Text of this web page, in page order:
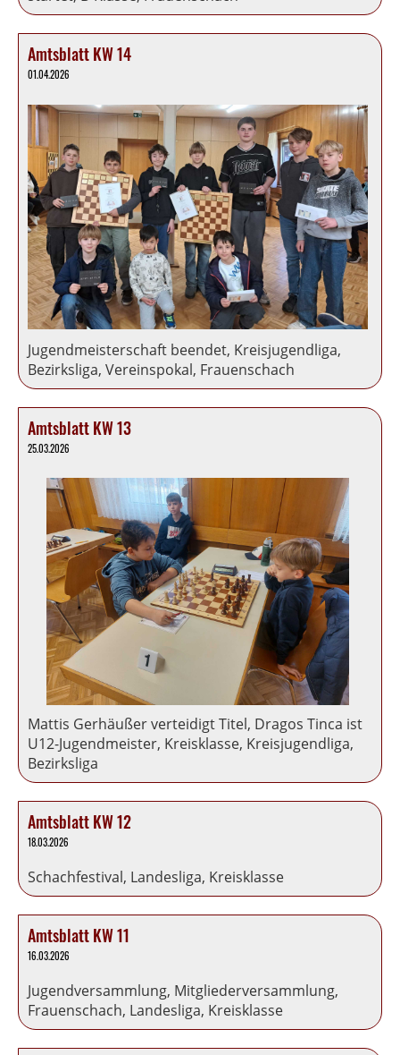
Amtsblatt KW 14
01.04.2026
Jugendmeisterschaft beendet, Kreisjugendliga,
Bezirksliga, Vereinspokal, Frauenschach
Amtsblatt KW 13
25.03.2026
Mattis Gerhäußer verteidigt Titel, Dragos Tinca ist
U12-Jugendmeister, Kreisklasse, Kreisjugendliga,
Bezirksliga
Amtsblatt KW 12
18.03.2026
Schachfestival, Landesliga, Kreisklasse
Amtsblatt KW 11
16.03.2026
Jugendversammlung, Mitgliederversammlung,
Frauenschach, Landesliga, Kreisklasse